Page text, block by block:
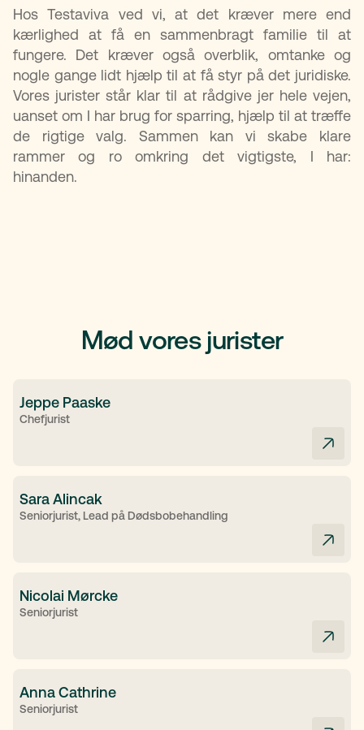
Hos Testaviva ved vi, at det kræver mere end
kærlighed at få en sammenbragt familie til at
fungere. Det kræver også overblik, omtanke og
nogle gange lidt hjælp til at få styr på det juridiske.
Vores jurister står klar til at rådgive jer hele vejen,
uanset om I har brug for sparring, hjælp til at træffe
de rigtige valg. Sammen kan vi skabe klare
rammer og ro omkring det vigtigste, I har:
hinanden.
Mød vores jurister
Jeppe Paaske
Chefjurist
Sara Alincak
Seniorjurist, Lead på Dødsbobehandling
Nicolai Mørcke
Seniorjurist
Anna Cathrine
Seniorjurist